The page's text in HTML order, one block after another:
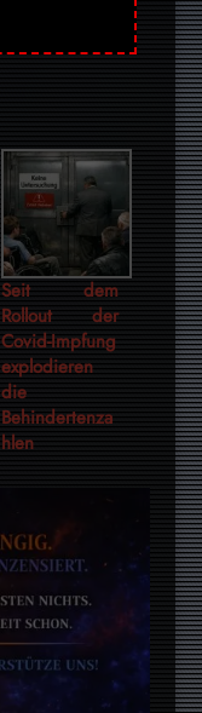
Seit dem
Rollout der
Covid-Impfung
explodieren
die
Behindertenza
hlen